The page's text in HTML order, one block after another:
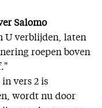
Salomo
U verblijden, laten
roepen boven
vers 2 is
wordt nu door